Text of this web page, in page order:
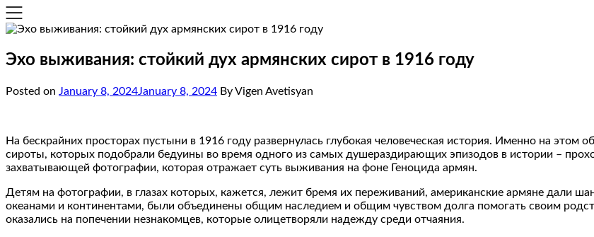
Эхо выживания: стойкий дух армянских сирот в 1916 году
Posted on January 8, 2024January 8, 2024 By Vigen Avetisyan
На бескрайних просторах пустыни в 1916 году развернулась глубокая человеческая история. Именно на
сироты, которых подобрали бедуины во время одного из самых душераздирающих эпизодов в истории –
захватывающей фотографии, которая отражает суть выживания на фоне Геноцида армян.
Детям на фотографии, в глазах которых, кажется, лежит бремя их переживаний, американские армяне дали
океанами и континентами, были объединены общим наследием и общим чувством долга помогать своим
оказались на попечении незнакомцев, которые олицетворяли надежду среди отчаяния.